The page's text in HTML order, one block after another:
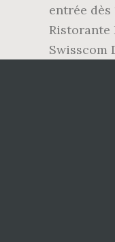
entrée
Ristorante
Swisscom